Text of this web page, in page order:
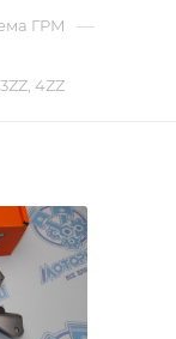
ГРМ —
4ZZ